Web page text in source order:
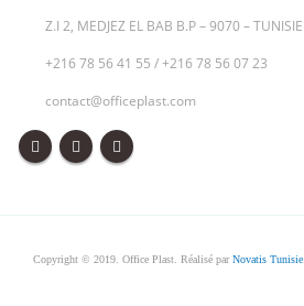
Z.I 2, MEDJEZ EL BAB B.P – 9070 – TUNISIE
+216 78 56 41 55 /+216 78 56 07 23
contact@officeplast.com
Copyright © 2019. Office Plast. Réalisé parNovatis Tunisie